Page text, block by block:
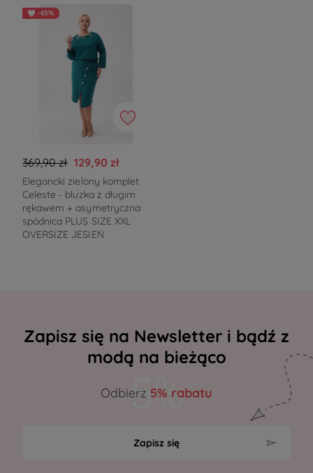
-65%
369,90 zł 129,90 zł
Elegancki zielony komplet
Celeste - bluzka z długim
rękawem + asymetryczna
spódnica PLUS SIZE XXL
OVERSIZE JESIEŃ
Zapisz się na Newsletter i bądź z
modą na bieżąco
Odbierz 5% rabatu
Zapisz się